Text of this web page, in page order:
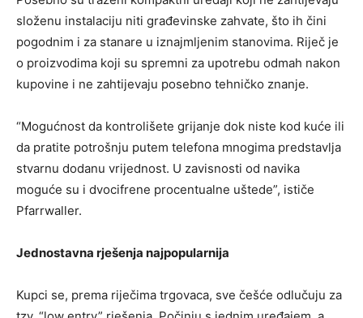
složenu instalaciju niti građevinske zahvate, što ih čini
pogodnim i za stanare u iznajmljenim stanovima. Riječ je
o proizvodima koji su spremni za upotrebu odmah nakon
kupovine i ne zahtijevaju posebno tehničko znanje.
“Mogućnost da kontrolišete grijanje dok niste kod kuće ili
da pratite potrošnju putem telefona mnogima predstavlja
stvarnu dodanu vrijednost. U zavisnosti od navika
moguće su i dvocifrene procentualne uštede”, ističe
Pfarrwaller.
Jednostavna rješenja najpopularnija
Kupci se, prema riječima trgovaca, sve češće odlučuju za